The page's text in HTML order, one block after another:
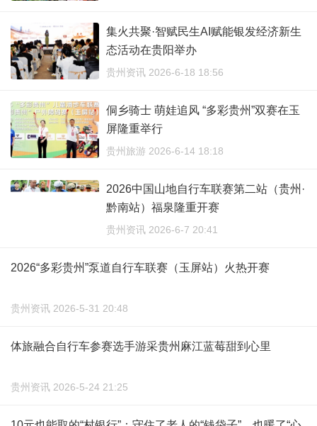
集火共聚·智赋民生AI赋能银发经济新生
态活动在贵阳举办
贵州资讯 2026-6-18 18:56
侗乡骑士 萌娃追风 “多彩贵州”双赛在玉
屏隆重举行
贵州旅游 2026-6-14 18:18
2026中国山地自行车联赛第二站（贵州·
黔南站）福泉隆重开赛
贵州资讯 2026-6-7 20:41
2026“多彩贵州”泵道自行车联赛（玉屏站）火热开赛
贵州资讯 2026-5-31 20:48
体旅融合自行车参赛选手游采贵州麻江蓝莓甜到心里
贵州资讯 2026-5-24 21:25